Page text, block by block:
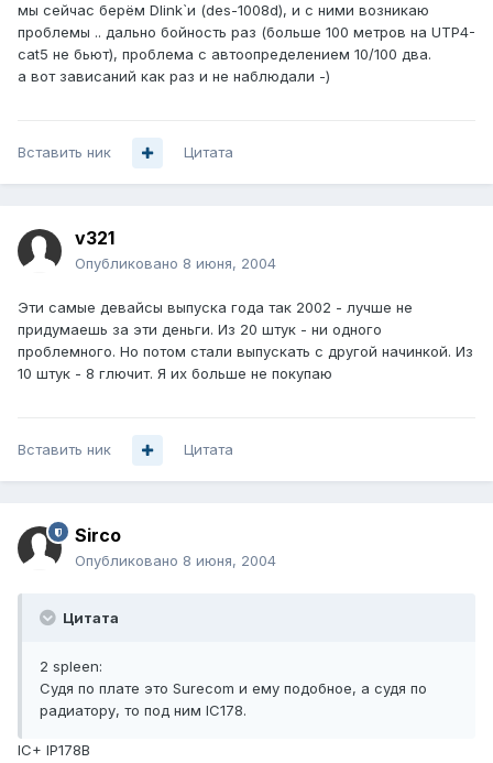
мы сейчас берём Dlink`и (des-1008d), и с ними возникаю
проблемы .. дально бойность раз (больше 100 метров на UTP4-
cat5 не бьют), проблема с автоопределением 10/100 два.
а вот зависаний как раз и не наблюдали -)
Вставить ник Цитата
v321
Опубликовано 8 июня, 2004
Эти самые девайсы выпуска года так 2002 - лучше не
придумаешь за эти деньги. Из 20 штук - ни одного
проблемного. Но потом стали выпускать с другой начинкой. Из
10 штук - 8 глючит. Я их больше не покупаю
Вставить ник Цитата
Sirco
Опубликовано 8 июня, 2004
Цитата
2 spleen:
Судя по плате это Surecom и ему подобное, а судя по
радиатору, то под ним IC178.
IC+ IP178B